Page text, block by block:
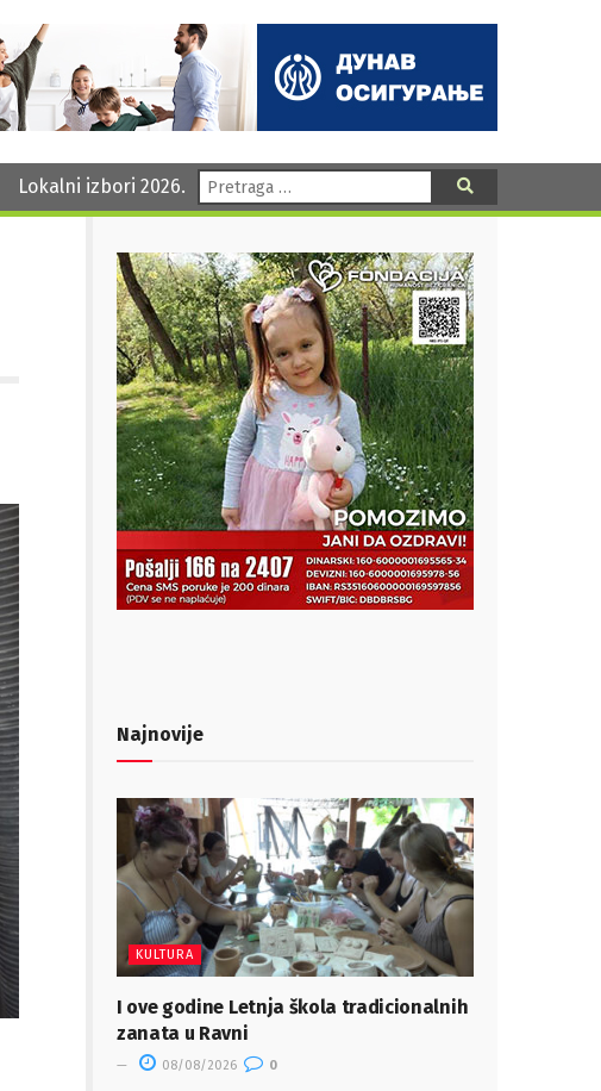
Lokalni izbori 2026. Pretraga:
Najnovije
KULTURA
I ove godine Letnja škola tradicionalnih
zanata u Ravni
08/08/2026 0